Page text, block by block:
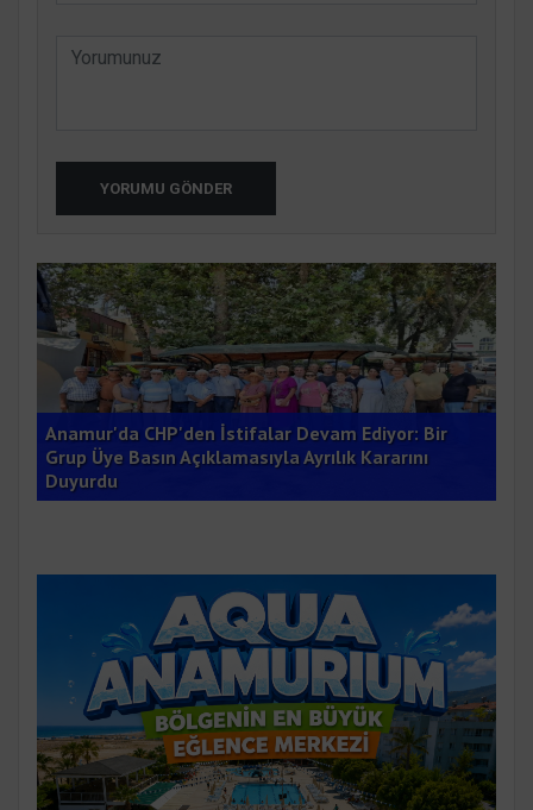
YORUMU GÖNDER
Anamur'da CHP'den İstifalar Devam Ediyor: Bir
Grup Üye Basın Açıklamasıyla Ayrılık Kararını
Duyurdu